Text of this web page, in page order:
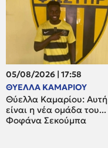
05/08/2026 | 17:58
ΘΥΕΛΛΑ ΚΑΜΑΡΙΟΥ
Θύελλα Καμαρίου: Αυτή
είναι η νέα ομάδα του...
Φοφάνα Σεκούμπα